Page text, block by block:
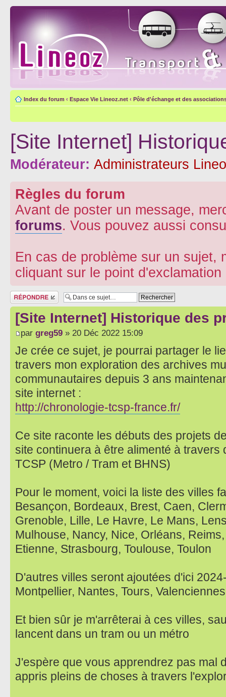
Index du forum ‹ Espace Vie Lineoz.net ‹ Pôle d'échange et des
[Site Internet]
Modérateur: Administrateurs
Règles du forum
Avant de poster un message,
forums. Vous pouvez aussi
En cas de problème sur un sujet,
cliquant sur le point
Répondre
[Site Internet] Historique des
par greg59 » 20 Déc 2022 15:09
Je crée ce sujet, je pourrai partager le
travers mon exploration des archives
communautaires depuis 3 ans
site internet :
http://chronologie-tcsp-france.fr/
Ce site raconte les débuts des projets
site continuera à être alimenté à travers
TCSP (Metro / Tram et BHNS)
Pour le moment, voici la liste des villes
Besançon, Bordeaux, Brest, Caen,
Grenoble, Lille, Le Havre, Le Mans,
Mulhouse, Nancy, Nice, Orléans,
Etienne, Strasbourg, Toulouse, Toulon
D'autres villes seront ajoutées d'ici
Montpellier, Nantes, Tours, Valenciennes
Et bien sûr je m'arrêterai à ces villes,
lancent dans un tram ou un métro
J'espère que vous apprendrez pas mal
appris pleins de choses à travers